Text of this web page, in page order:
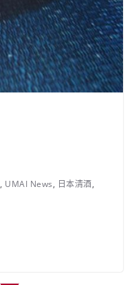
, UMAI News, 日本清酒,